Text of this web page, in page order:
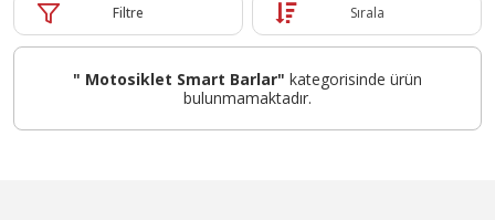
Filtre Sırala
" Motosiklet Smart Barlar" kategorisinde ürün
bulunmamaktadır.